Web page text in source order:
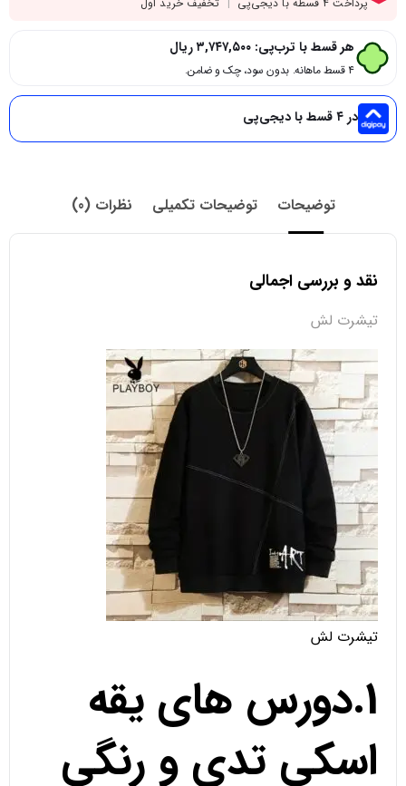
هر قسط با ترب‌پی: ۳,۷۴۷,۵۰۰ریال
۴ قسط ماهانه. بدون سود، چک و ضامن.
در ۴ قسط با دیجی‌پی
توضیحات توضیحات تکمیلی نظرات (0)
نقد و بررسی اجمالی
تیشرت لش
تیشرت لش
1.دورس های یقه
اسکی تدی و رنگی